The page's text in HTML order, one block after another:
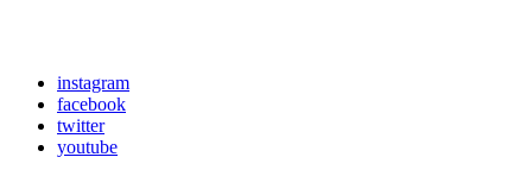
instagram
facebook
twitter
youtube